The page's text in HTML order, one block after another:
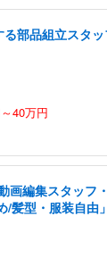
部品組立スタ
40万円
画編集スタッフ
/髪型・服装自由